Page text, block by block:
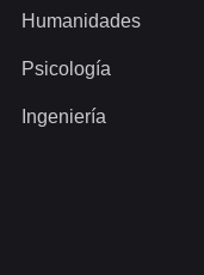
Humanidades
Psicología
Ingeniería